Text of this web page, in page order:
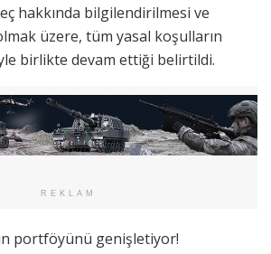
hakkında bilgilendirilmesi ve
üzere, tüm yasal koşulların
birlikte devam ettiği belirtildi.
REKLAM
portföyünü genişletiyor!